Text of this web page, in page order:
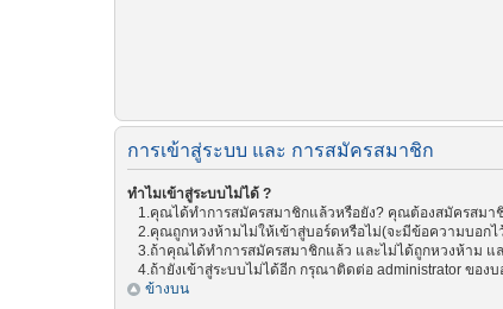
การเข้าสู่ระบบ และ การสมัครสมาชิก
ทำไมเข้าสู่ระบบไม่ได้ ?
1.คุณได้ทำการสมัครสมาชิกแล้วหรือยัง? คุณต้องสมัครสมา
2.คุณถูกหวงห้ามไม่ให้เข้าสู่บอร์ดหรือไม่(จะมีข้อความบอกไ
3.ถ้าคุณได้ทำการสมัครสมาชิกแล้ว และไม่ได้ถูกหวงห้าม แ
4.ถ้ายังเข้าสู่ระบบไม่ได้อีก กรุณาติดต่อ administrator ของ
ข้างบน